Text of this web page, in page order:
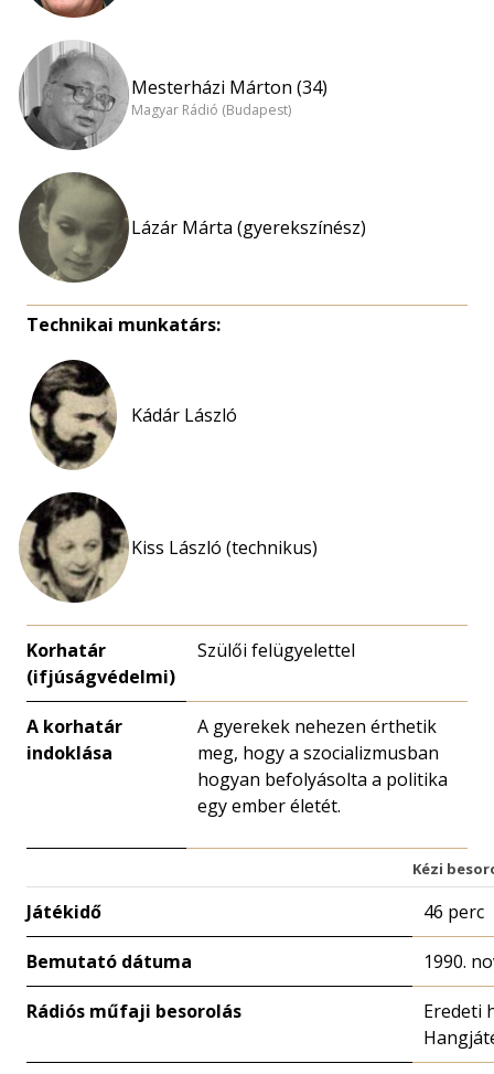
Mesterházi Márton (34)
Magyar Rádió (Budapest)
Lázár Márta (gyerekszínész)
Technikai munkatárs:
Kádár László
Kiss László (technikus)
Korhatár
(ifjúságvédelmi)
Szülői felügyelettel
A korhatár
indoklása
A gyerekek nehezen érthetik
meg, hogy a szocializmusban
hogyan befolyásolta a politika
egy ember életét.
Kézi
Játékidő 46 perc
Bemutató dátuma 1990.
Rádiós műfaji besorolás
Eredeti